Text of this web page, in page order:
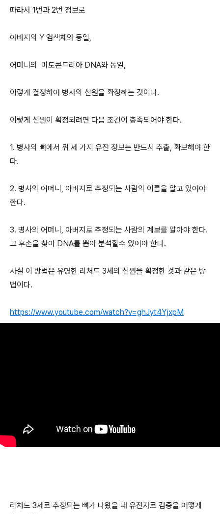
따라서 1번과 2번 정보로
아버지의 Y 염색체와 동일,
어머니의 미토콘드리아 DNA와 동일,
이렇게 결정하여 병사의 신원을 확정하는 것이다.
이렇게 신원이 확정되려면 다음 조건이 충족되어야 한다.
1. 병사의 뼈에서 위 세 가지 유전 정보는 반드시 추출, 확보해야 한
다.
2. 병사의 어머니, 아버지로 추정되는 사람의 이름을 알고 있어야
한다.
3. 병사의 어머니, 아버지로 추정되는 사람의 계보를 알아야 한다.
그 후손을 찾아 DNA를 뽑아 분석할수 있어야 한다.
사실 이 방법은 유명한 리처드 3세의 신원을 확정한 것과 같은 방
법이다.
https://www.youtube.com/watch?v=ghJyt4YjxpM
리처드 3세로 추정되는 뼈가 나왔을 때 유전자로 검증을 어떻게